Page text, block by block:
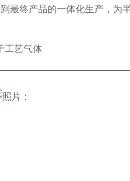
最终产品的一体化生产，为
工艺气体